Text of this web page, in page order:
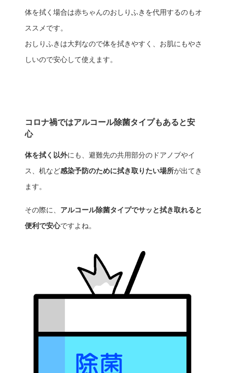
体を拭く場合は赤ちゃんのおしりふきを代用するのもオ
ススメです。
おしりふきは大判なので体を拭きやすく、お肌にもやさ
しいので安心して使えます。
コロナ禍ではアルコール除菌タイプもあると安
心
体を拭く以外にも、避難先の共用部分のドアノブやイ
ス、机など感染予防のために拭き取りたい場所が出てき
ます。
その際に、 アルコール除菌タイプでサッと拭き取れると
便利で安心ですよね。